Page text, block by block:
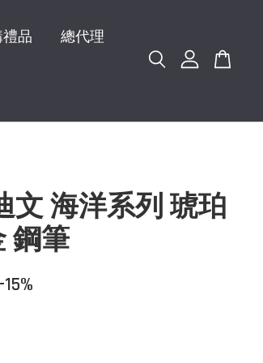
品 總代理
文 海洋系列 琥珀
鋼筆
-15%